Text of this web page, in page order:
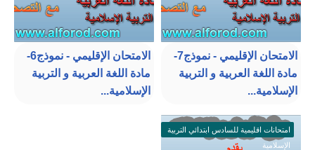
الامتحان الإقليمي - نموذج7-
مادة اللغة العربية و التربية
الإسلامية...
الامتحان الإقليمي - نموذج6-
مادة اللغة العربية و التربية
الإسلامية...
امتحانات اقليمية للسادس ابتدائي التربية
الإسلامية